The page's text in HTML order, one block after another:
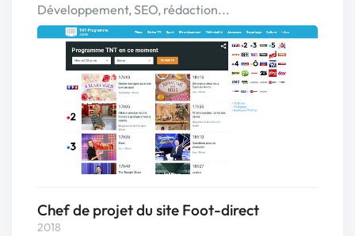
Développement, SEO, rédaction...
Chef de projet du site Foot-direct
2018